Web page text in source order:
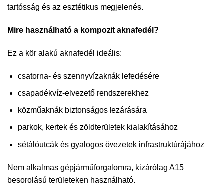
tartósság és az esztétikus megjelenés.
Mire használható a kompozit aknafedél?
Ez a kör alakú aknafedél ideális:
csatorna- és szennyvízaknák lefedésére
csapadékvíz-elvezető rendszerekhez
közműaknák biztonságos lezárására
parkok, kertek és zöldterületek kialakításához
sétálóutcák és gyalogos övezetek infrastruktúrájához
Nem alkalmas gépjárműforgalomra, kizárólag A15
besorolású területeken használható.